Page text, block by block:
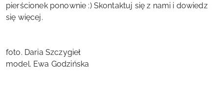
pierścionek ponownie :) Skontaktuj się z nami i dowiedz
się więcej.
foto. Daria Szczygieł
model. Ewa Godzińska